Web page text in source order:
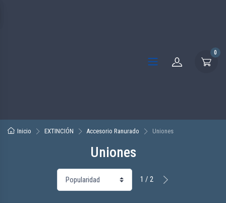
0
Inicio EXTINCIÓN Accesorio Ranurado Uniones
Uniones
1 / 2